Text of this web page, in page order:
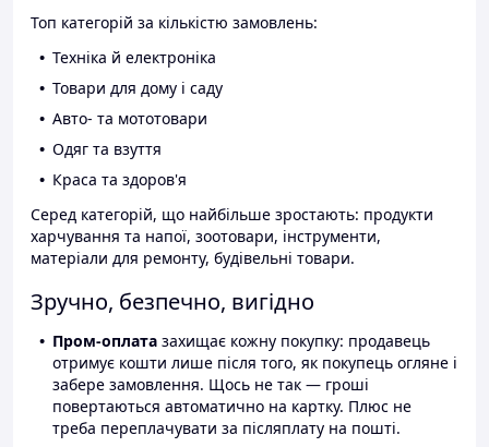
Топ категорій за кількістю замовлень:
Техніка й електроніка
Товари для дому і саду
Авто- та мототовари
Одяг та взуття
Краса та здоров'я
Серед категорій, що найбільше зростають: продукти
харчування та напої, зоотовари, інструменти,
матеріали для ремонту, будівельні товари.
Зручно, безпечно, вигідно
Пром-оплата захищає кожну покупку: продавець
отримує кошти лише після того, як покупець огляне і
забере замовлення. Щось не так — гроші
повертаються автоматично на картку. Плюс не
треба переплачувати за післяплату на пошті.